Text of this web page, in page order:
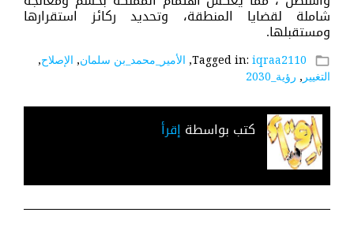
شاملة لقضايا المنطقة، وتحديد ركائز استقرارها
ومستقبلها.
folder_open
Tagged in: iqraa2110
, الأمير_محمد_بن سلمان, الإصلاح,
التغيير , رؤية_2030
كتب بواسطة إقرأ